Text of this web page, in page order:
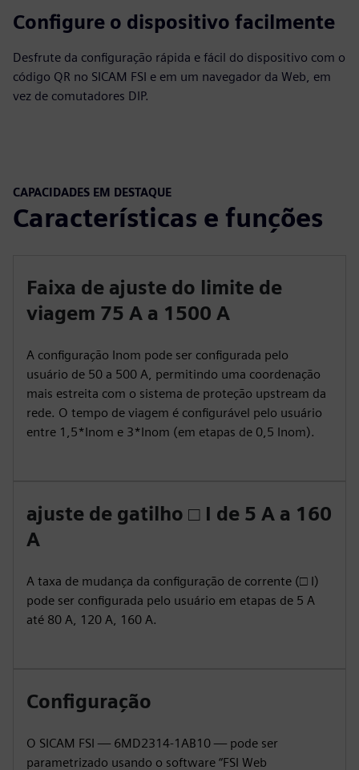
Configure o dispositivo facilmente
Desfrute da configuração rápida e fácil do dispositivo com o
código QR no SICAM FSI e em um navegador da Web, em
vez de comutadores DIP.
CAPACIDADES EM DESTAQUE
Características e funções
Faixa de ajuste do limite de
viagem 75 A a 1500 A
A configuração Inom pode ser configurada pelo
usuário de 50 a 500 A, permitindo uma coordenação
mais estreita com o sistema de proteção upstream da
rede. O tempo de viagem é configurável pelo usuário
entre 1,5*Inom e 3*Inom (em etapas de 0,5 Inom).
ajuste de gatilho □ I de 5 A a 160
A
A taxa de mudança da configuração de corrente (□ I)
pode ser configurada pelo usuário em etapas de 5 A
até 80 A, 120 A, 160 A.
Configuração
O SICAM FSI — 6MD2314-1AB10 — pode ser
parametrizado usando o software “FSI Web